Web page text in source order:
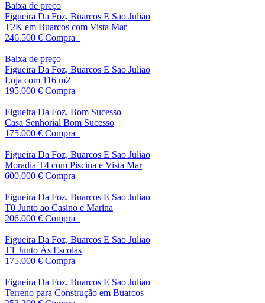
Baixa de preço
Figueira Da Foz, Buarcos E Sao Juliao
T2K em Buarcos com Vista Mar
246.500 € Compra
Baixa de preço
Figueira Da Foz, Buarcos E Sao Juliao
Loja com 116 m2
195.000 € Compra
Figueira Da Foz, Bom Sucesso
Casa Senhorial Bom Sucesso
175.000 € Compra
Figueira Da Foz, Buarcos E Sao Juliao
Moradia T4 com Piscina e Vista Mar
600.000 € Compra
Figueira Da Foz, Buarcos E Sao Juliao
T0 Junto ao Casino e Marina
206.000 € Compra
Figueira Da Foz, Buarcos E Sao Juliao
T1 Junto Às Escolas
175.000 € Compra
Figueira Da Foz, Buarcos E Sao Juliao
Terreno para Construção em Buarcos